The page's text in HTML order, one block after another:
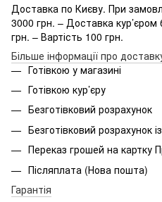
Доставка по Києву. При
3000 грн. – Доставка
грн. – Вартість 100 грн.
Більше інформації про
Готівкою у магазині
Готівкою кур’єру
Безготівковий розрахунок
Безготівковий розрахунок
Переказ грошей на картку
Післяплата (Нова пошта)
Гарантія